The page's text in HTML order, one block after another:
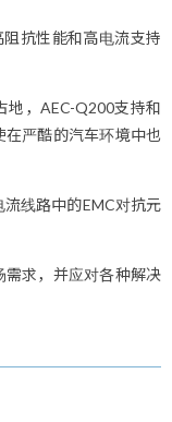
抗性能和高电流支持
地，AEC-Q200支持和
严酷的汽车环境中也
线路中的EMC对抗元
需求，并应对各种解决